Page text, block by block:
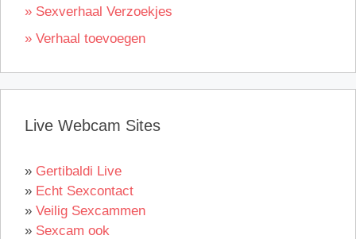
» Sexverhaal Verzoekjes
» Verhaal toevoegen
Live Webcam Sites
» Gertibaldi Live
» Echt Sexcontact
» Veilig Sexcammen
» Sexcam ook